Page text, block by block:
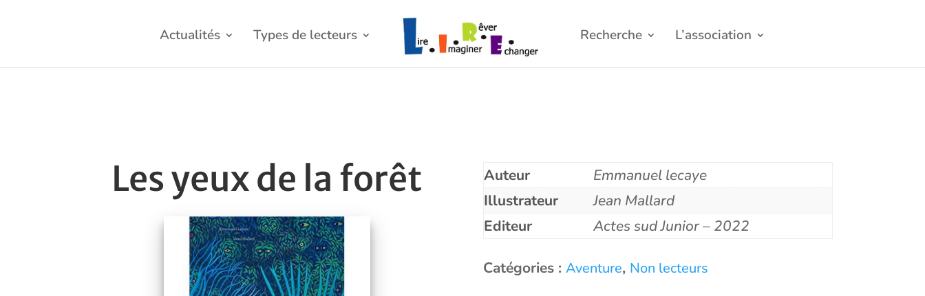
Actualités Types de lecteurs Recherche L’association
Les yeux de la forêt Auteur
Emmanuel lecaye
Illustrateur
Jean Mallard
Editeur
Actes sud Junior – 2022
Catégories : Aventure, Non lecteurs